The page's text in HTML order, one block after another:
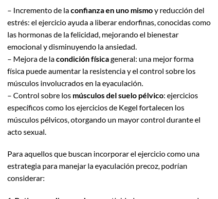
– Incremento de laconfianza en uno mismoy reducción del
estrés: el ejercicio ayuda a liberar endorfinas, conocidas como
las hormonas de la felicidad, mejorando el bienestar
emocional y disminuyendo la ansiedad.
– Mejora de lacondición físicageneral: una mejor forma
física puede aumentar la resistencia y el control sobre los
músculos involucrados en la eyaculación.
– Control sobre los músculos del suelo pélvico: ejercicios
específicos como los ejercicios de Kegel fortalecen los
músculos pélvicos, otorgando un mayor control durante el
acto sexual.
Para aquellos que buscan incorporar el ejercicio como una
estrategia para manejar la eyaculación precoz, podrían
considerar: